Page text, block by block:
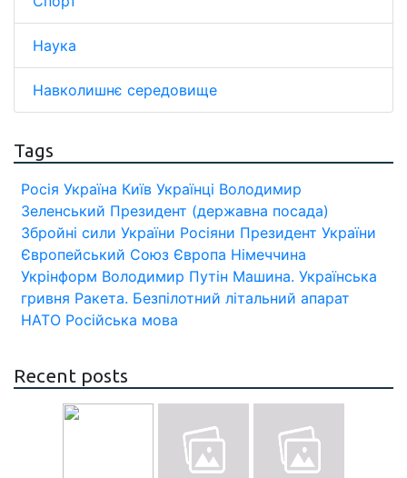
Наука
Навколишнє середовище
Tags
Росія Україна Київ Українці Володимир
Зеленський Президент (державна посада)
Збройні сили України Росіяни Президент України
Європейський Союз Європа Німеччина
Укрінформ Володимир Путін Машина. Українська
гривня Ракета. Безпілотний літальний апарат
НАТО Російська мова
Recent posts